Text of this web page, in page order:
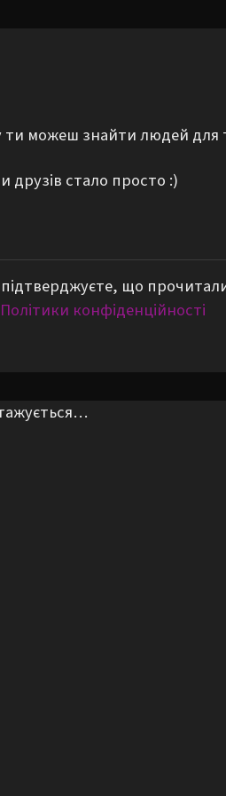
ти можеш знайти людей
стало просто :)
що
Політики конфіденційності